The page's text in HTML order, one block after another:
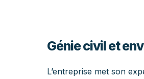
Génie civil et
L’entreprise met son